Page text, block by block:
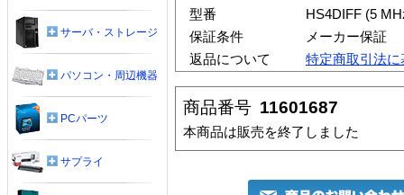
型番
HS4DIFF (5
保証条件
メーカー保証
返品について
特定商取引法
商品番号 11601687
本商品は販売を終了しました
サーバ・ストレージ
パソコン・周辺機器
PCパーツ
サプライ